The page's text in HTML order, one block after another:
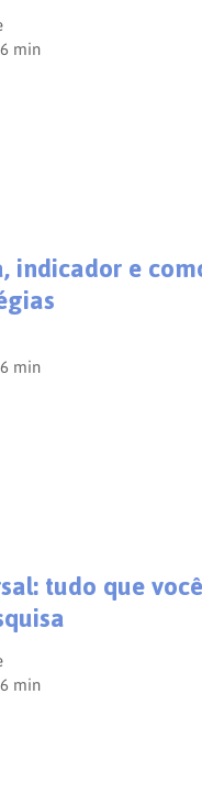
6 min
indicador e
6 min
tudo que
6 min